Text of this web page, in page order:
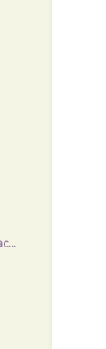
Weitere Konzepte für überzeugende Ansprachegespräche und Storytelling